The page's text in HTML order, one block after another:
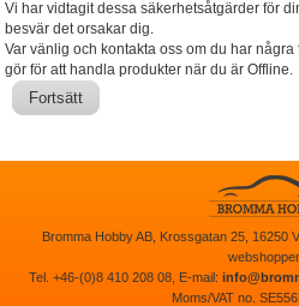
Vi har vidtagit dessa säkerhetsåtgärder för
besvär det orsakar dig.
Var vänlig och kontakta oss om du har
gör för att handla produkter när du är Offline.
Fortsätt
Bromma Hobby AB, Krossgatan 25, 16250
Tel. +46-(0)8 410 208 08, E-mail:
Moms/VAT no.